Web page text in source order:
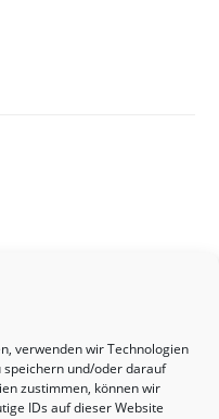
verwenden wir Technologien
und/oder darauf
zustimmen, können wir
IDs auf dieser Website